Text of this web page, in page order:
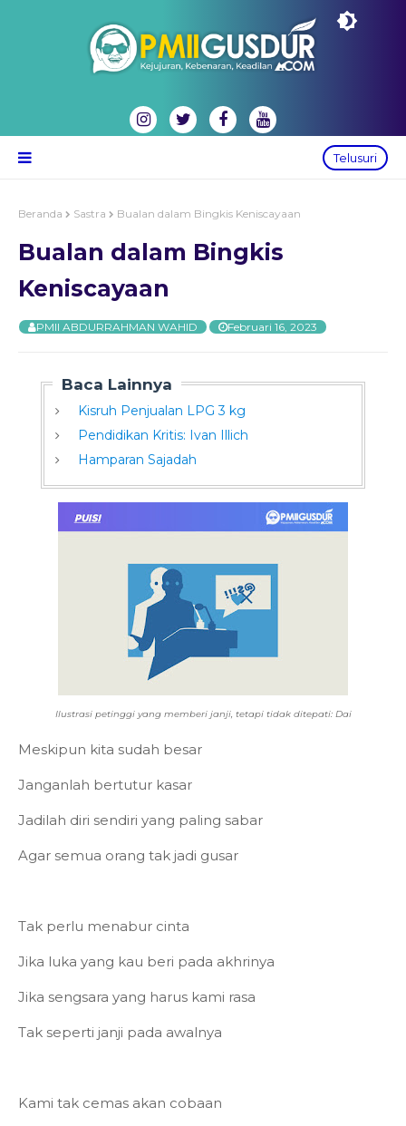
Telusuri
Beranda Sastra Bualan dalam Bingkis Keniscayaan
Bualan dalam Bingkis
Keniscayaan
PMII ABDURRAHMAN WAHID Februari 16, 2023
Baca Lainnya
Kisruh Penjualan LPG 3 kg
Pendidikan Kritis: Ivan Illich
Hamparan Sajadah
Ilustrasi petinggi yang memberi janji, tetapi tidak ditepati: Dai
Meskipun kita sudah besar
Janganlah bertutur kasar
Jadilah diri sendiri yang paling sabar
Agar semua orang tak jadi gusar
Tak perlu menabur cinta
Jika luka yang kau beri pada akhrinya
Jika sengsara yang harus kami rasa
Tak seperti janji pada awalnya
Kami tak cemas akan cobaan